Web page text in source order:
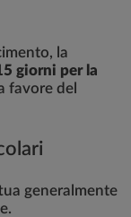
la
giorni per la
favore del
generalmente